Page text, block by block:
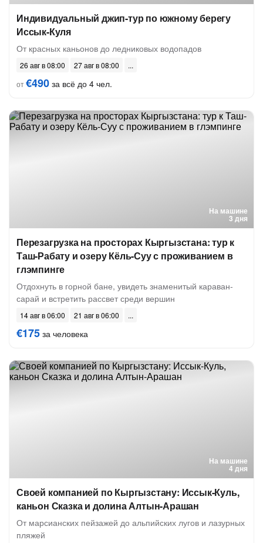
Индивидуальный джип-тур по южному берегу
Иссык-Куля
От красных каньонов до ледниковых водопадов
26 авг в 08:00
27 авг в 08:00
от€490 за всё до 4 чел.
На машине
3 дня
Перезагрузка на просторах Кыргызстана: тур к
Таш-Рабату и озеру Кёль-Суу с проживанием в
глэмпинге
Отдохнуть в горной бане, увидеть знаменитый караван-
сарай и встретить рассвет среди вершин
14 авг в 06:00 21 авг в 06:00
€175 за человека
На машине
4 дня
Своей компанией по Кыргызстану: Иссык-Куль,
каньон Сказка и долина Алтын-Арашан
От марсианских пейзажей до альпийских лугов и лазурных
пляжей